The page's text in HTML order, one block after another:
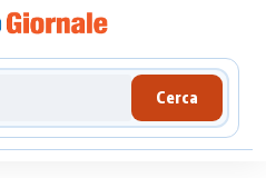
Cerca